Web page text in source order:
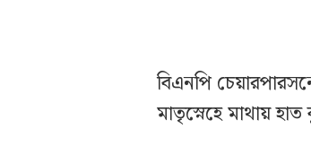
বিএনপি
মাতৃস্নেহে মাথায়